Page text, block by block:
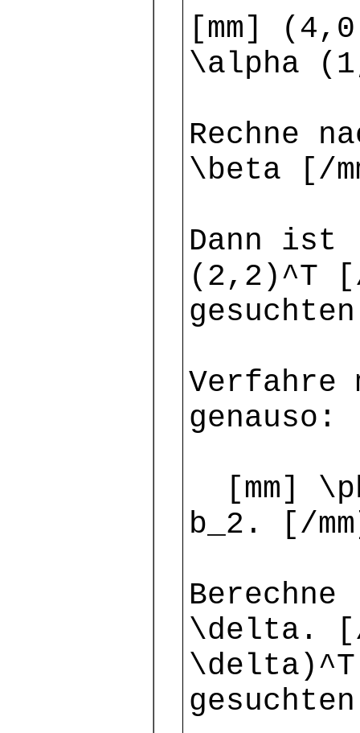
[mm]
\alpha
Rechne
\beta [/
Dann ist
(2,2)^T
Verfahre
genauso:
[mm]
b_2. [/
Berechne
\delta. [/